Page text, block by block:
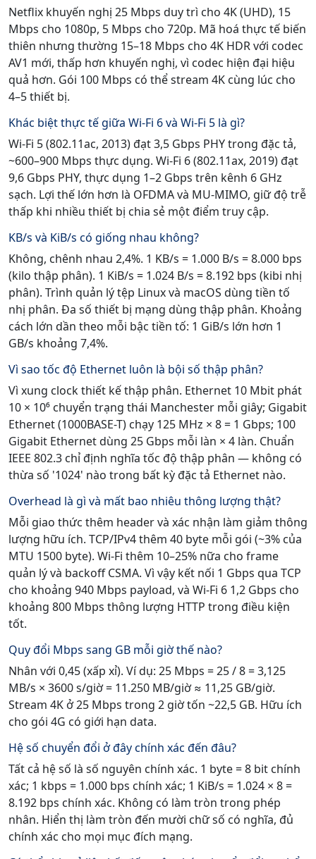
Netflix khuyến nghị 25 Mbps duy trì cho 4K (UHD), 15
Mbps cho 1080p, 5 Mbps cho 720p. Mã hoá thực tế biến
thiên nhưng thường 15–18 Mbps cho 4K HDR với codec
AV1 mới, thấp hơn khuyến nghị, vì codec hiện đại hiệu
quả hơn. Gói 100 Mbps có thể stream 4K cùng lúc cho
4–5 thiết bị.
Khác biệt thực tế giữa Wi-Fi 6 và Wi-Fi 5 là gì?
Wi-Fi 5 (802.11ac, 2013) đạt 3,5 Gbps PHY trong đặc tả,
~600–900 Mbps thực dụng. Wi-Fi 6 (802.11ax, 2019) đạt
9,6 Gbps PHY, thực dụng 1–2 Gbps trên kênh 6 GHz
sạch. Lợi thế lớn hơn là OFDMA và MU-MIMO, giữ độ trễ
thấp khi nhiều thiết bị chia sẻ một điểm truy cập.
KB/s và KiB/s có giống nhau không?
Không, chênh nhau 2,4%. 1 KB/s = 1.000 B/s = 8.000 bps
(kilo thập phân). 1 KiB/s = 1.024 B/s = 8.192 bps (kibi nhị
phân). Trình quản lý tệp Linux và macOS dùng tiền tố
nhị phân. Đa số thiết bị mạng dùng thập phân. Khoảng
cách lớn dần theo mỗi bậc tiền tố: 1 GiB/s lớn hơn 1
GB/s khoảng 7,4%.
Vì sao tốc độ Ethernet luôn là bội số thập phân?
Vì xung clock thiết kế thập phân. Ethernet 10 Mbit phát
10 × 10⁶ chuyển trạng thái Manchester mỗi giây; Gigabit
Ethernet (1000BASE-T) chạy 125 MHz × 8 = 1 Gbps; 100
Gigabit Ethernet dùng 25 Gbps mỗi làn × 4 làn. Chuẩn
IEEE 802.3 chỉ định nghĩa tốc độ thập phân — không có
thừa số '1024' nào trong bất kỳ đặc tả Ethernet nào.
Overhead là gì và mất bao nhiêu thông lượng thật?
Mỗi giao thức thêm header và xác nhận làm giảm thông
lượng hữu ích. TCP/IPv4 thêm 40 byte mỗi gói (~3% của
MTU 1500 byte). Wi-Fi thêm 10–25% nữa cho frame
quản lý và backoff CSMA. Vì vậy kết nối 1 Gbps qua TCP
cho khoảng 940 Mbps payload, và Wi-Fi 6 1,2 Gbps cho
khoảng 800 Mbps thông lượng HTTP trong điều kiện
tốt.
Quy đổi Mbps sang GB mỗi giờ thế nào?
Nhân với 0,45 (xấp xỉ). Ví dụ: 25 Mbps = 25 / 8 = 3,125
MB/s × 3600 s/giờ = 11.250 MB/giờ ≈ 11,25 GB/giờ.
Stream 4K ở 25 Mbps trong 2 giờ tốn ~22,5 GB. Hữu ích
cho gói 4G có giới hạn data.
Hệ số chuyển đổi ở đây chính xác đến đâu?
Tất cả hệ số là số nguyên chính xác. 1 byte = 8 bit chính
xác; 1 kbps = 1.000 bps chính xác; 1 KiB/s = 1.024 × 8 =
8.192 bps chính xác. Không có làm tròn trong phép
nhân. Hiển thị làm tròn đến mười chữ số có nghĩa, đủ
chính xác cho mọi mục đích mạng.